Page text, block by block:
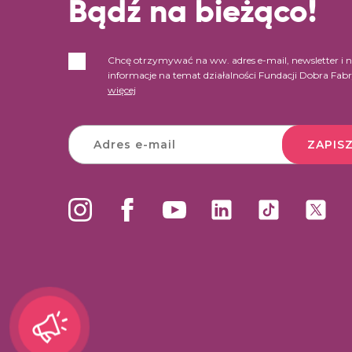
Bądź na bieżąco!
Chcę otrzymywać na ww. adres e-mail, newsletter i
informacje na temat działalności Fundacji Dobra
więcej